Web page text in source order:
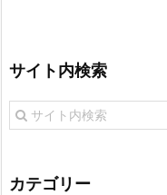
サイト内検索
カテゴリー